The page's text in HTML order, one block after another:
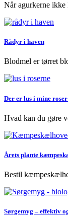
Når agurkerne
Rådyr i haven
Blodmel er tørret
Der er lus i mine
Hvad kan du gøre
Årets plante
Bestil
Sørgemyg – effektiv